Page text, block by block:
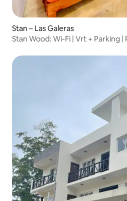
Stan – Las Galeras
Stan Wood: Wi-Fi | Vrt + Parking |